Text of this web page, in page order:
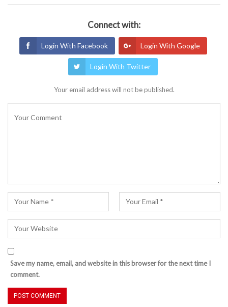
Connect with:
Login With Facebook Login With Google
Login With Twitter
Your email address will not be published.
Save my name, email, and website in this browser for the next time I
comment.